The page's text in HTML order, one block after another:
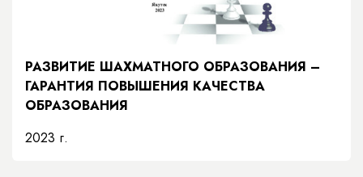
РАЗВИТИЕ ШАХМАТНОГО ОБРАЗОВАНИЯ –
ГАРАНТИЯ ПОВЫШЕНИЯ КАЧЕСТВА
ОБРАЗОВАНИЯ
2023 г.